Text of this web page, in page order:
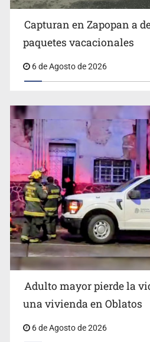
Detienen al exgobernador de
Capturan en Zapopan a
Capturan en Zapopan a
paquetes vacacionales
6 de Agosto de 2026
Adulto mayor pierde la
una vivienda en Oblatos
6 de Agosto de 2026